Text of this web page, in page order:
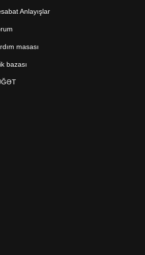
Anlayışlar
masası
bazası